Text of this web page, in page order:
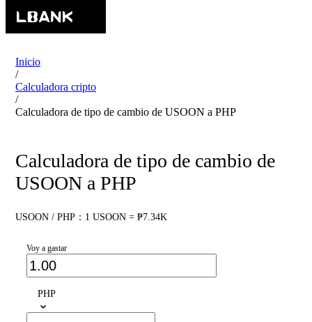
Inicio
/
Calculadora cripto
/
Calculadora de tipo de cambio de USOON a PHP
Calculadora de tipo de cambio de
USOON a PHP
USOON / PHP：1 USOON = ₱7.34K
Voy a gastar
PHP